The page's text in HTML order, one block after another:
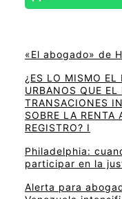
«El abogado» de
¿ES LO MISMO EL
URBANOS QUE EL
TRANSACIONES
SOBRE LA RENTA
REGISTRO? I
Philadelphia:
participar en la
Alerta para